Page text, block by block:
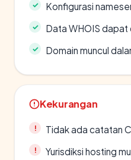
Konfigurasi
Data WHOIS dapat
Domain muncul
Kekurangan
Tidak ada catatan
Yurisdiksi hosting